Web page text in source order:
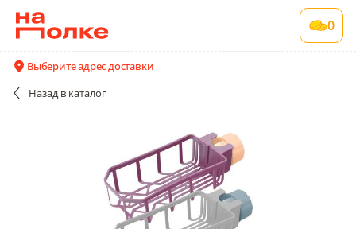
0
Выберите адрес доставки
Назад в каталог
Подставка под принадлежности для душа.
Размер: 25х9х5см. 2цв